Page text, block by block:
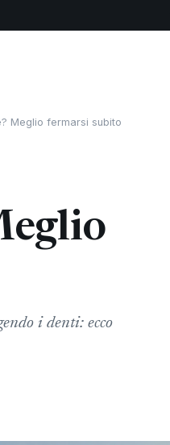
Meglio fermarsi subito
i denti: ecco